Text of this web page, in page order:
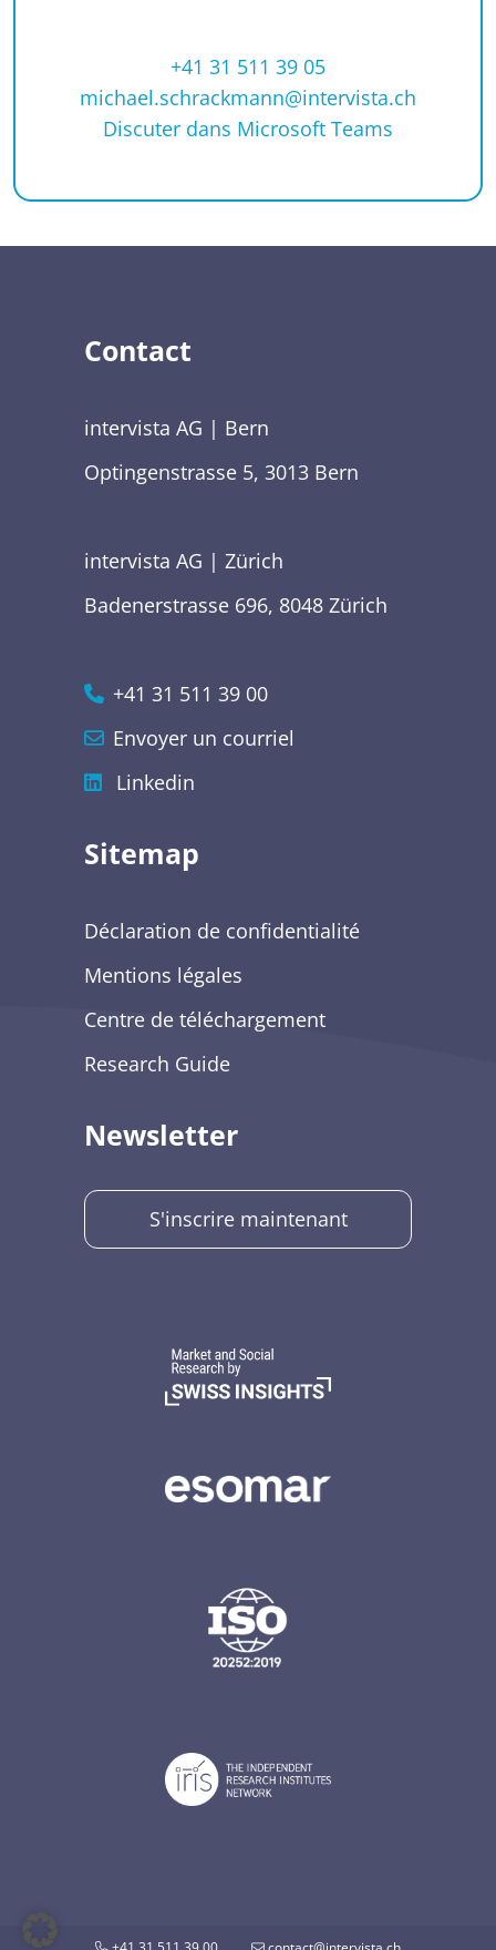
+41 31 511 39 05
michael.schrackmann@intervista.ch
Discuter dans Microsoft Teams
Contact
intervista AG | Bern
Optingenstrasse 5, 3013 Bern
intervista AG | Zürich
Badenerstrasse 696, 8048 Zürich
+41 31 511 39 00
Envoyer un courriel
Linkedin
Sitemap
Déclaration de confidentialité
Mentions légales
Centre de téléchargement
Research Guide
Newsletter
S'inscrire maintenant